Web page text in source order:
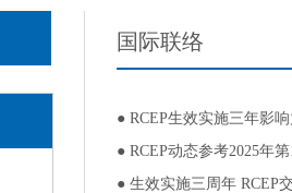
国际联络
● RCEP生效实施三年影
● RCEP动态参考2025年第
● 生效实施三周年 RCEP